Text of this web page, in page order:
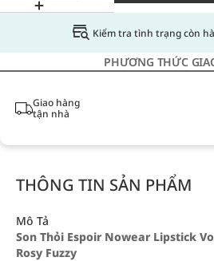
Kiểm tra tình trạng còn
PHƯƠNG THỨC
Giao hàng
tận nhà
THÔNG TIN SẢN PHẨM
Mô Tả
Son Thỏi Espoir Nowear Lipstick
Rosy Fuzzy